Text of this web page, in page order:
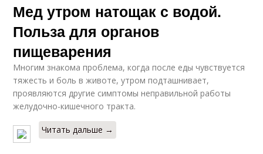
Мед утром натощак с водой.
Польза для органов
пищеварения
Многим знакома проблема, когда после еды чувствуется
тяжесть и боль в животе, утром подташнивает,
проявляются другие симптомы неправильной работы
желудочно-кишечного тракта.
Читать дальше →